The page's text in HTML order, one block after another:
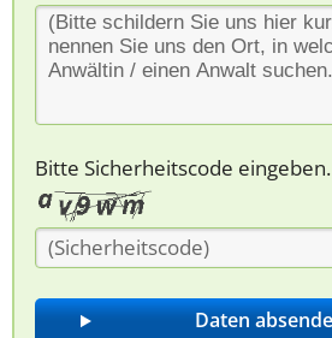
Bitte Sicherheitscode eingeben.